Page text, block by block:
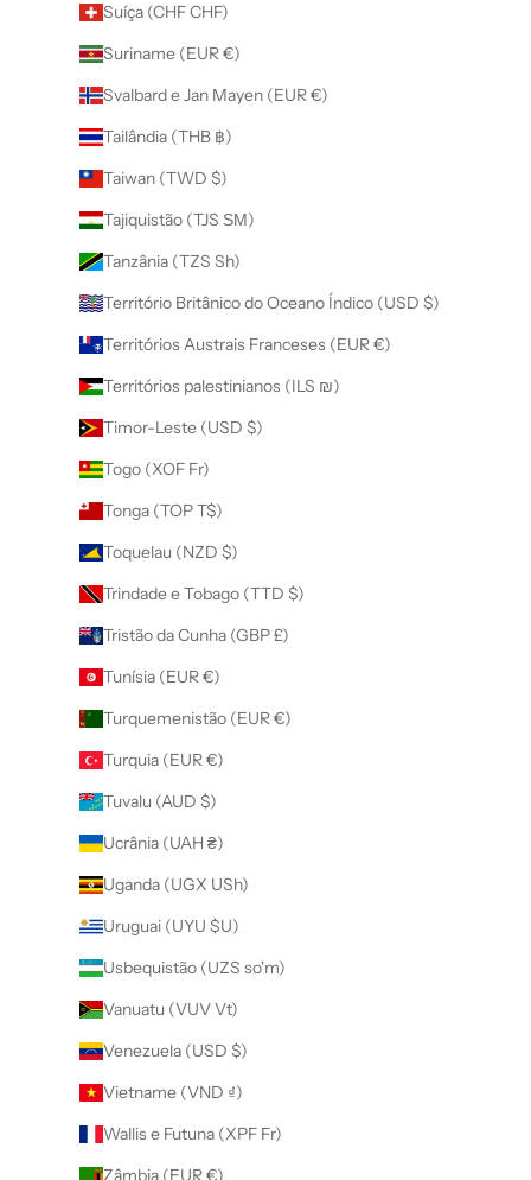
Suíça (CHF CHF)
Suriname (EUR €)
Svalbard e Jan Mayen (EUR €)
Tailândia (THB ฿)
Taiwan (TWD $)
Tajiquistão (TJS ЅМ)
Tanzânia (TZS Sh)
Território Britânico do Oceano Índico (USD $)
Territórios Austrais Franceses (EUR €)
Territórios palestinianos (ILS ₪)
Timor-Leste (USD $)
Togo (XOF Fr)
Tonga (TOP T$)
Toquelau (NZD $)
Trindade e Tobago (TTD $)
Tristão da Cunha (GBP £)
Tunísia (EUR €)
Turquemenistão (EUR €)
Turquia (EUR €)
Tuvalu (AUD $)
Ucrânia (UAH ₴)
Uganda (UGX USh)
Uruguai (UYU $U)
Usbequistão (UZS so'm)
Vanuatu (VUV Vt)
Venezuela (USD $)
Vietname (VND ₫)
Wallis e Futuna (XPF Fr)
Zâmbia (EUR €)